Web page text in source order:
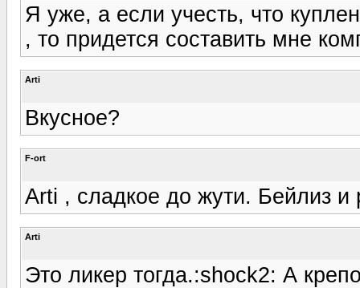
Я уже, а если учесть, что
, то придется составить мне
Arti
Вкусное?
F-ort
Arti , сладкое до жути. Бейлиз и
Arti
Это ликер тогда.:shock2: А